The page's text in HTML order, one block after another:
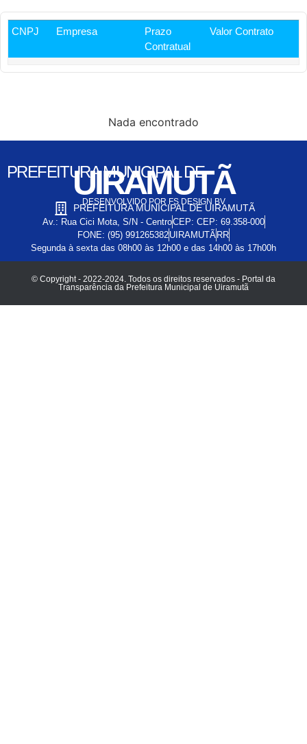
CNPJ Empresa
Prazo
Contratual
Valor Contrato
Nada encontrado
PREFEITURA MUNICIPAL DE
UIRAMUTÃ
DESENVOLVIDO POR FS DESIGN BV
PREFEITURA MUNICIPAL DE UIRAMUTÃ
Av.: Rua Cici Mota, S/N - CentroCEP: CEP: 69.358-000
FONE: (95) 991265382UIRAMUTÃ RR
Segunda à sexta das 08h00 às 12h00 e das 14h00 às 17h00h
© Copyright - 2022-2024. Todos os direitos reservados - Portal da
Transparência da Prefeitura Municipal de Uiramutã